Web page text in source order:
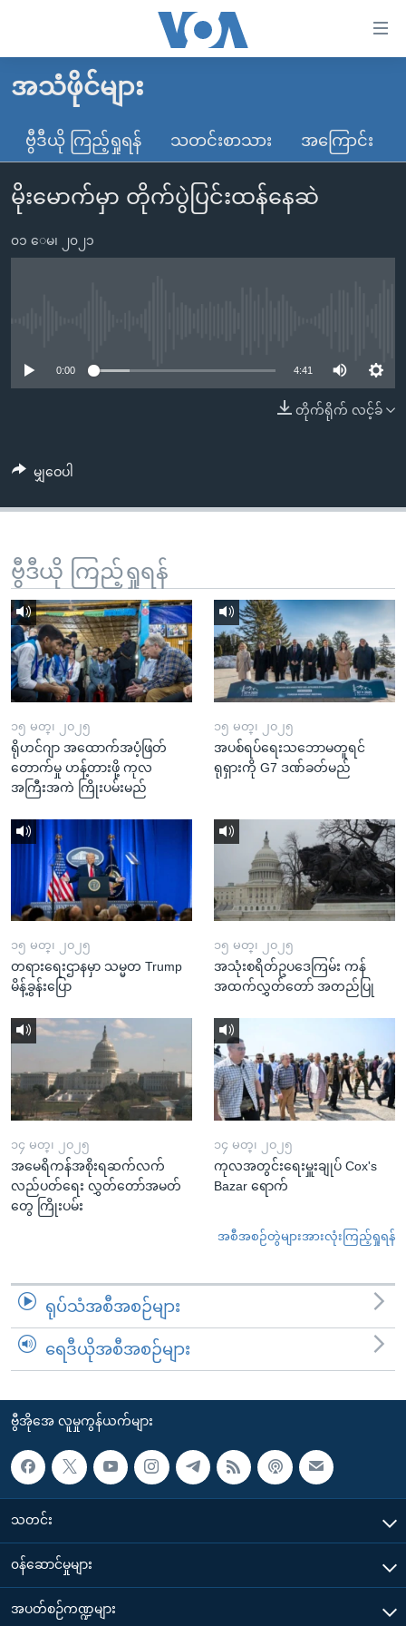
လွယ်ကူ
သည့်
Link
များ
ပင်မ
ပင်မ
စာမျက်နှာ
ကျော်
ရန်
ရှာဖွေ
ရန်
နေရာ
သို့
ကျော်
ရန်
မူလစာမျက်နှာ
မြန်မာ
ကမ္ဘာ့သတင်းများ
နိုင်ငံတကာ
တရုတ်
ဗွီဒီယို
ရပ်ဝန်းတခု လမ်းတခု အလွန်
ရုပ်ရှင်ထဲက အင်္ဂလိပ်စာ
တီဗွီ
ရေဒီယို/တီဗွီအစီအစဉ်
ဗွီအိုအေ လူမှုကွန်ယက်များ
ဘာသာစကားများ
အသံဖိုင်များ
ဗွီဒီယို ကြည့်ရှုရန် သတင်းစာသား အကြောင်း
မိုးမောက်မှာ တိုက်ပွဲပြင်းထန်နေဆဲ
၀၁ ေမ၊ ၂၀၂၁
0:00 4:41
တိုက်ရိုက် လင့်ခ်
မျှဝေပါ
ဗွီဒီယို ကြည့်ရှုရန်
၁၅ မတ္၊ ၂၀၂၅
ရိုဟင်ဂျာ အထောက်အပံ့ဖြတ်
တောက်မှု ဟန့်တားဖို့ ကုလ
အကြီးအကဲ ကြိုးပမ်းမည်
၁၅ မတ္၊ ၂၀၂၅
အပစ်ရပ်ရေးသဘောမတူရင်
ရုရှားကို G7 ဒဏ်ခတ်မည်
၁၅ မတ္၊ ၂၀၂၅
တရားရေးဌာနမှာ သမ္မတ Trump
မိန့်ခွန်းပြော
၁၅ မတ္၊ ၂၀၂၅
အသုံးစရိတ်ဥပဒေကြမ်း ကန်
အထက်လွှတ်တော် အတည်ပြု
၁၄ မတ္၊ ၂၀၂၅
အမေရိကန်အစိုးရဆက်လက်
လည်ပတ်ရေး လွှတ်တော်အမတ်
တွေ ကြိုးပမ်း
၁၄ မတ္၊ ၂၀၂၅
ကုလအတွင်းရေးမှူးချုပ် Cox's
Bazar ရောက်
အစီအစဉ်တွဲများအားလုံးကြည့်ရှုရန်
ရုပ်သံအစီအစဉ်များ
ရေဒီယိုအစီအစဉ်များ
ဗွီအိုအေ လူမှုကွန်ယက်များ
သတင်း
၀န်ဆောင်မှုများ
အပတ်စဉ်ကဏ္ဍများ